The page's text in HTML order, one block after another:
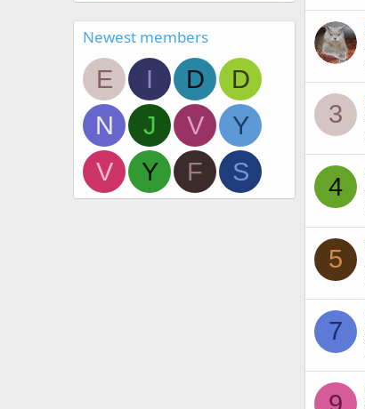
Newest members
E I D
D
N
J V
Y
V
Y F S
3
4
5
7